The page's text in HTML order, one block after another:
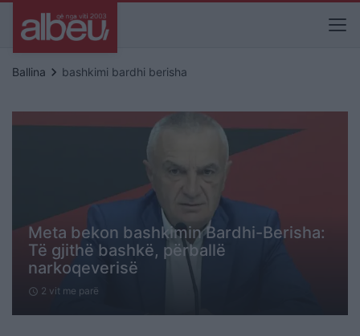
Ballina keyboard_arrow_right bashkimi bardhi berisha
Meta bekon bashkimin Bardhi-Berisha:
Të gjithë bashkë, përballë
narkoqeverisë
schedule 2 vit me parë